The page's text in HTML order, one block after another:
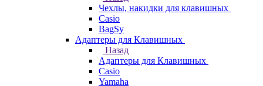
Чехлы, накидки для клавишных
Casio
BagSy
Адаптеры для Клавишных
Назад
Адаптеры для Клавишных
Casio
Yamaha